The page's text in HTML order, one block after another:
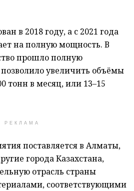
в 2018 году, а с 2021 года
на полную мощность. В
прошло полную
увеличить объёмы
тонн в месяц, или 13–15
РЕКЛАМА
поставляется в Алматы,
города Казахстана,
отрасль страны
соответствующими